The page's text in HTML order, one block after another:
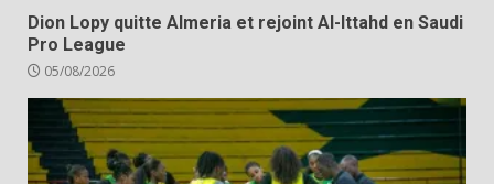
Dion Lopy quitte Almeria et rejoint Al-Ittahd en Saudi
Pro League
05/08/2026